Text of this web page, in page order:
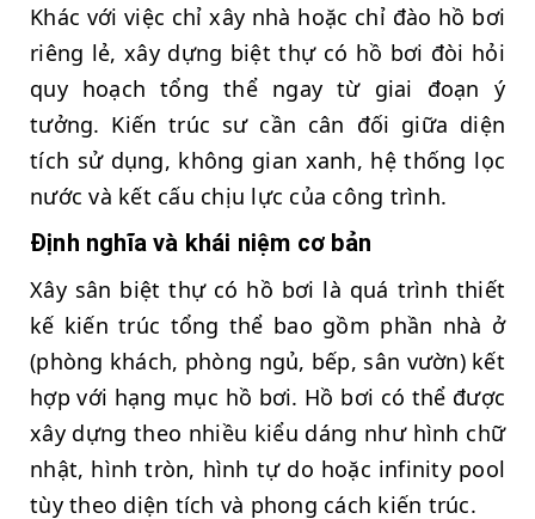
Khác với việc chỉ xây nhà hoặc chỉ đào hồ bơi
riêng lẻ, xây dựng biệt thự có hồ bơi đòi hỏi
quy hoạch tổng thể ngay từ giai đoạn ý
tưởng. Kiến trúc sư cần cân đối giữa diện
tích sử dụng, không gian xanh, hệ thống lọc
nước và kết cấu chịu lực của công trình.
Định nghĩa và khái niệm cơ bản
Xây sân biệt thự có hồ bơi là quá trình thiết
kế kiến trúc tổng thể bao gồm phần nhà ở
(phòng khách, phòng ngủ, bếp, sân vườn) kết
hợp với hạng mục hồ bơi. Hồ bơi có thể được
xây dựng theo nhiều kiểu dáng như hình chữ
nhật, hình tròn, hình tự do hoặc infinity pool
tùy theo diện tích và phong cách kiến trúc.